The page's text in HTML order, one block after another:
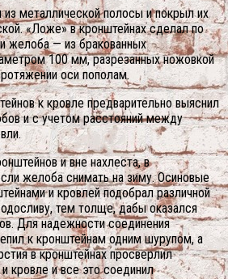
из металлической полосы и покрыл их
«Ложе» в кронштейнах сделал по
желоба — из бракованных
100 мм, разрезанных ножовкой
оси пополам.
к кровле предварительно выяснил
и с учетом расстояний между
и вне нахлеста, в
желоба снимать на зиму.Осиновые
и кровлей подобрал различной
тем толще, дабы оказался
Для надежности соединения
к кронштейнам одним шурупом, а
в кронштейнах просверлил
кровле и все это соединил